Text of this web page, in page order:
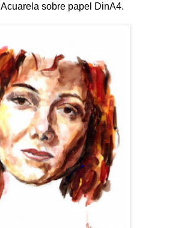
Acuarela sobre papel DinA4.